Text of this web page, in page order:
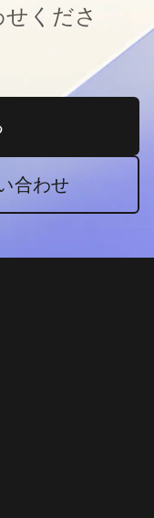
くださ
ブで開く
合わせ